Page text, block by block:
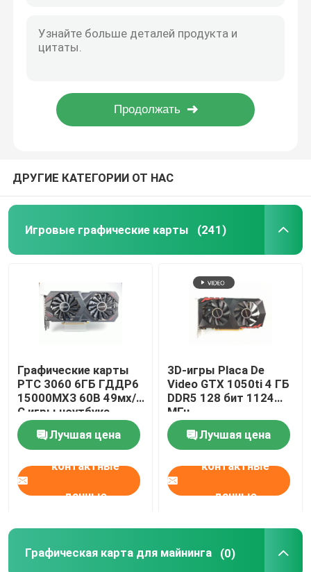
Оперативная память ноутбука
Графическая карта MXM
Настольная оперативная память
материнская плата itx
ДРУГИЕ КАТЕГОРИИ ОТ НАС
Игровые графические карты (241)
Графические карты
РТС 3060 6ГБ ГДДР6
15000МХЗ 60В 49мх/
С игры ноутбука
Лучшая цена
контактные
данные
3D-игры Placa De
Video GTX 1050ti 4 ГБ
DDR5 128 бит 1124
МГц
Лучшая цена
контактные
данные
Графическая карта для майнинга (0)